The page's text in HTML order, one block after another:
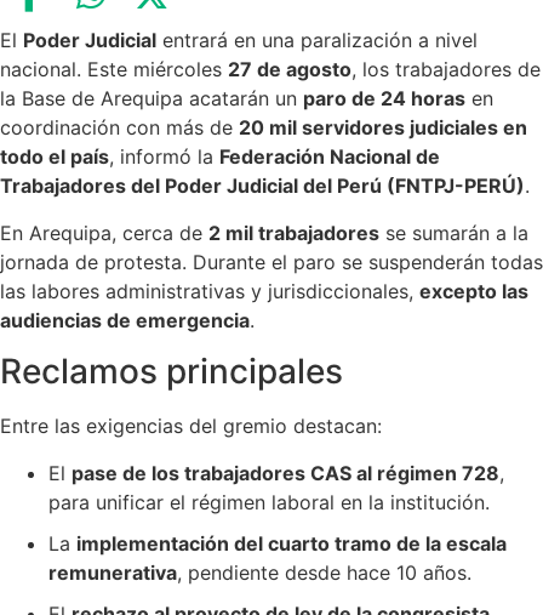
El Poder Judicial entrará en una paralización a nivel
nacional. Este miércoles 27 de agosto, los trabajadores de
la Base de Arequipa acatarán un paro de 24 horas en
coordinación con más de 20 mil servidores judiciales en
todo el país, informó la Federación Nacional de
Trabajadores del Poder Judicial del Perú (FNTPJ-PERÚ).
En Arequipa, cerca de 2 mil trabajadores se sumarán a la
jornada de protesta. Durante el paro se suspenderán todas
las labores administrativas y jurisdiccionales, excepto las
audiencias de emergencia.
Reclamos principales
Entre las exigencias del gremio destacan:
El pase de los trabajadores CAS al régimen 728,
para unificar el régimen laboral en la institución.
La implementación del cuarto tramo de la escala
remunerativa, pendiente desde hace 10 años.